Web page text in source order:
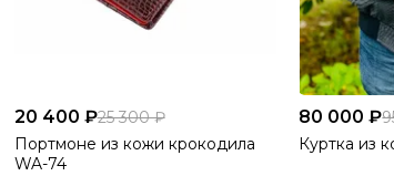
20 400 ₽25 300 ₽
Портмоне из кожи крокодила
WA-74
80 000 ₽
Куртка из